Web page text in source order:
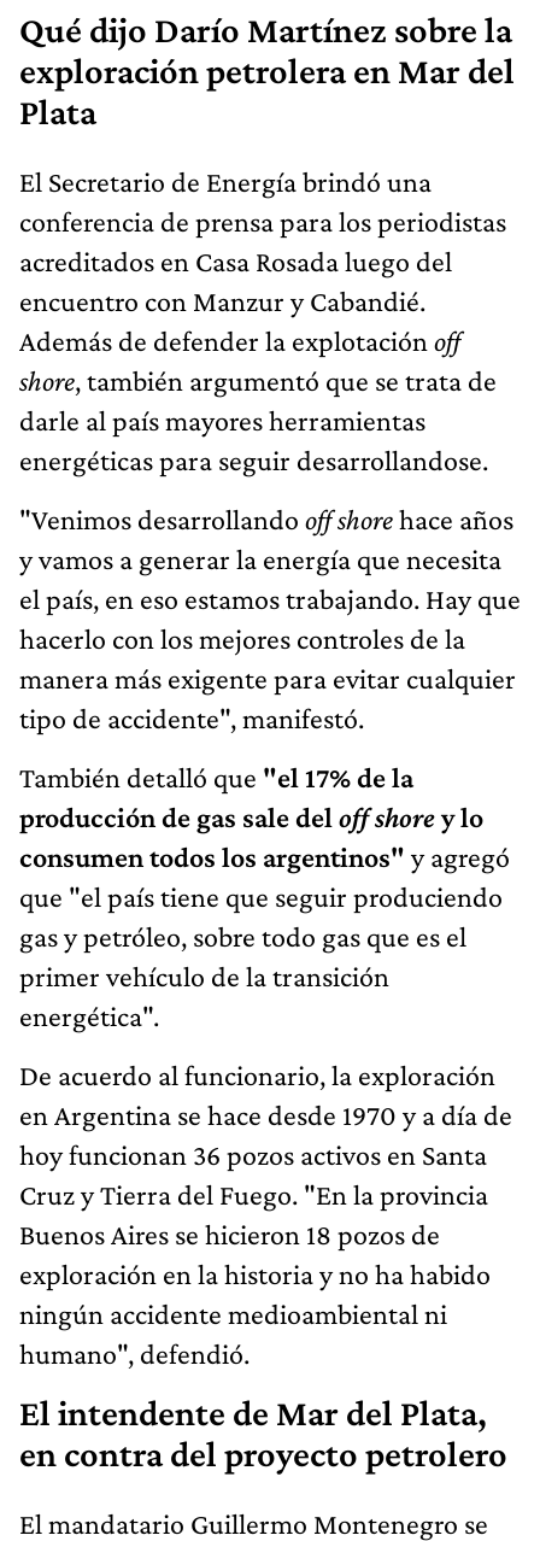
Qué dijo Darío Martínez sobre la
exploración petrolera en Mar del
Plata
El Secretario de Energía brindó una
conferencia de prensa para los periodistas
acreditados en Casa Rosada luego del
encuentro con Manzur y Cabandié.
Además de defender la explotación off
shore, también argumentó que se trata de
darle al país mayores herramientas
energéticas para seguir desarrollandose.
"Venimos desarrollando off shorehace años
y vamos a generar la energía que necesita
el país, en eso estamos trabajando. Hay que
hacerlo con los mejores controles de la
manera más exigente para evitar cualquier
tipo de accidente", manifestó.
También detalló que "el 17% de la
producción de gas sale del off shorey lo
consumen todos los argentinos" y agregó
que "el país tiene que seguir produciendo
gas y petróleo, sobre todo gas que es el
primer vehículo de la transición
energética".
De acuerdo al funcionario, la exploración
en Argentina se hace desde 1970 y a día de
hoy funcionan 36 pozos activos en Santa
Cruz y Tierra del Fuego. "En la provincia
Buenos Aires se hicieron 18 pozos de
exploración en la historia y no ha habido
ningún accidente medioambiental ni
humano", defendió.
El intendente de Mar del Plata,
en contra del proyecto petrolero
El mandatario Guillermo Montenegro se